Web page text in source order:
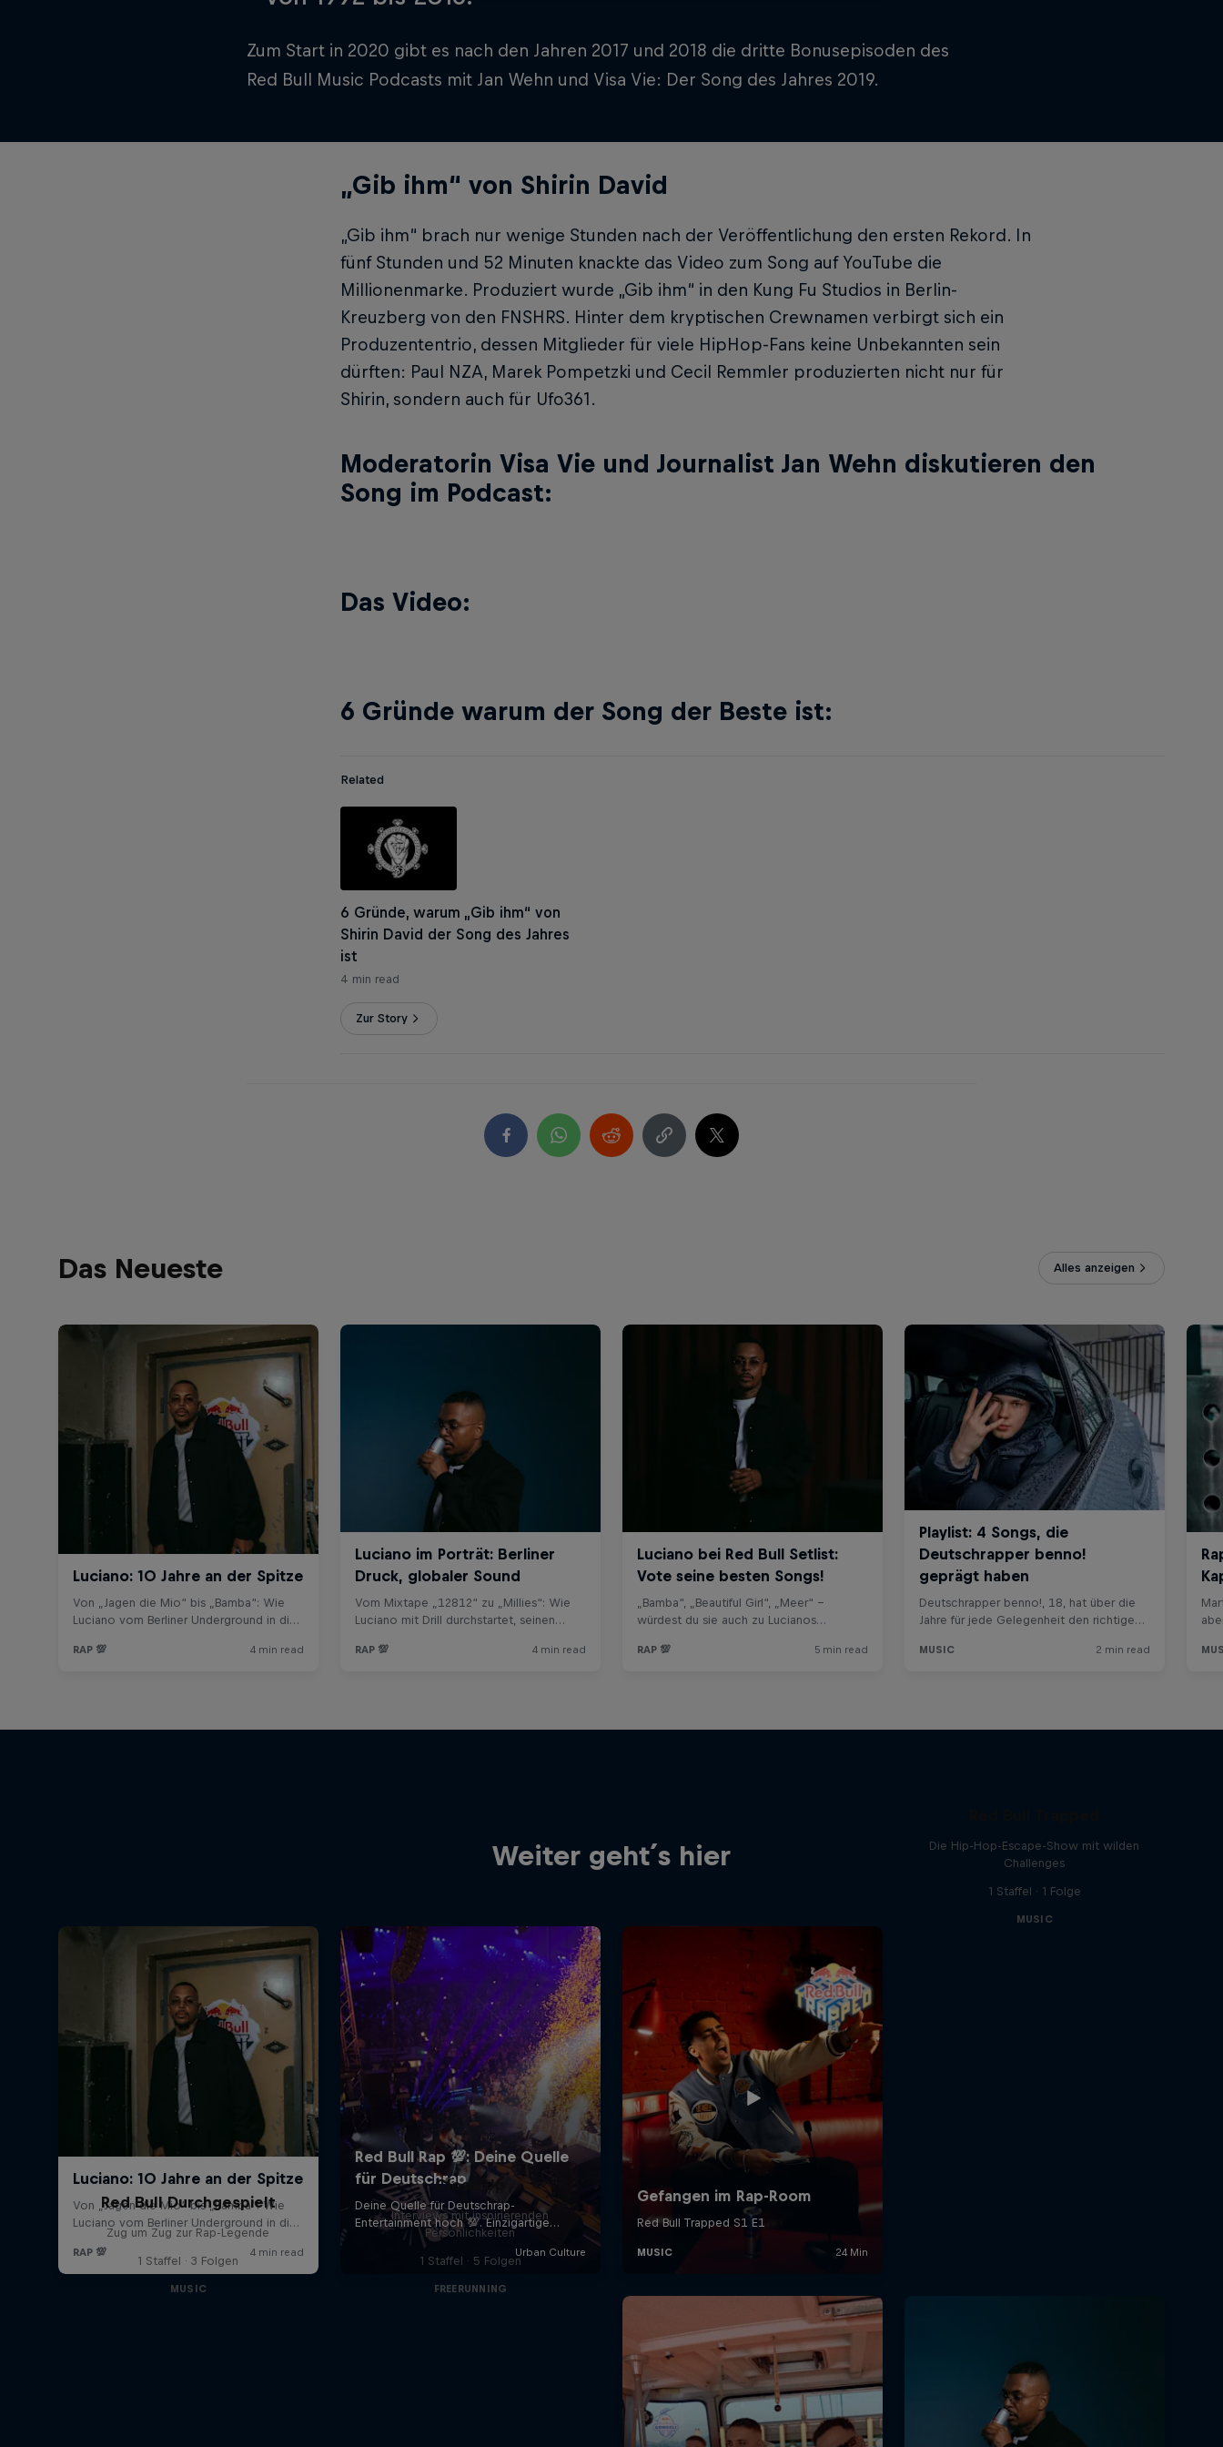
Zum Start in 2020 gibt es nach den Jahren 2017 und 2018 die dritte Bonusepisoden des
Red Bull Music Podcasts mit Jan Wehn und Visa Vie: Der Song des Jahres 2019.
„Gib ihm“ von Shirin David
„Gib ihm“ brach nur wenige Stunden nach der Veröffentlichung den ersten Rekord. In
fünf Stunden und 52 Minuten knackte das Video zum Song auf YouTube die
Millionenmarke. Produziert wurde „Gib ihm“ in den Kung Fu Studios in Berlin-
Kreuzberg von den FNSHRS. Hinter dem kryptischen Crewnamen verbirgt sich ein
Produzententrio, dessen Mitglieder für viele HipHop-Fans keine Unbekannten sein
dürften: Paul NZA, Marek Pompetzki und Cecil Remmler produzierten nicht nur für
Shirin, sondern auch für Ufo361.
Moderatorin Visa Vie und Journalist Jan Wehn diskutieren den
Song im Podcast:
Das Video:
6 Gründe warum der Song der Beste ist:
Related
6 Gründe, warum „Gib ihm“ von
Shirin David der Song des Jahres
ist
4 min read
Zur Story
Das Neueste Alles anzeigen
Weiter geht´s hier
Die Hip-Hop-Escape-Show mit wilden
Challenges
1 Staffel · 1 Folge
MUSIC
Red Bull Durchgespielt
Zug um Zug zur Rap-Legende
1 Staffel · 3 Folgen
MUSIC
Close Up
Interviews mit inspirierenden
Persönlichkeiten
1 Staffel · 5 Folgen
FREERUNNING